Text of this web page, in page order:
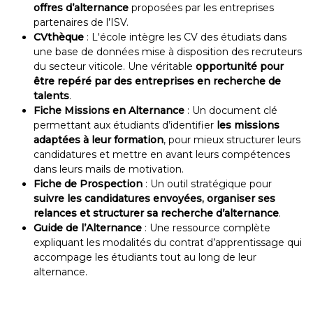
offres d’alternance proposées par les entreprises
partenaires de l’ISV.
CVthèque : L'école intègre les CV des étudiats dans
une base de données mise à disposition des recruteurs
du secteur viticole. Une véritable opportunité pour
être repéré par des entreprises en recherche de
talents.
Fiche Missions en Alternance : Un document clé
permettant aux étudiants d’identifier les missions
adaptées à leur formation, pour mieux structurer leurs
candidatures et mettre en avant leurs compétences
dans leurs mails de motivation.
Fiche de Prospection : Un outil stratégique pour
suivre les candidatures envoyées, organiser ses
relances et structurer sa recherche d’alternance.
Guide de l’Alternance : Une ressource complète
expliquant les modalités du contrat d’apprentissage qui
accompage les étudiants tout au long de leur
alternance.